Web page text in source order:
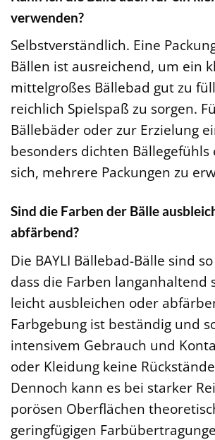
verwenden?
Selbstverständlich. Eine
Bällen ist ausreichend, um ein
mittelgroßes Bällebad gut zu
reichlich Spielspaß zu sorgen.
Bällebäder oder zur Erzielung
besonders dichten
sich, mehrere Packungen zu
Sind die Farben der Bälle
abfärbend?
Die BAYLI Bällebad-Bälle sind
dass die Farben langanhaltend
leicht ausbleichen oder
Farbgebung ist beständig und
intensivem Gebrauch und
oder Kleidung keine
Dennoch kann es bei starker
porösen Oberflächen
geringfügigen